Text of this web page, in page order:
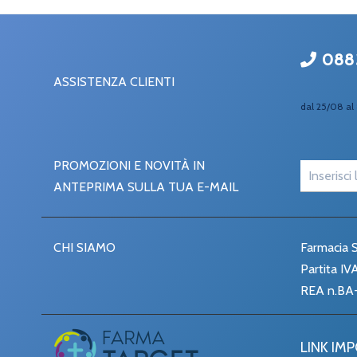
ASSISTENZA CLIENTI
dal 25/08 al
PROMOZIONI E NOVITÀ IN
ANTEPRIMA SULLA TUA E-MAIL
CHI SIAMO
Farmacia
Partita
REA
LINK